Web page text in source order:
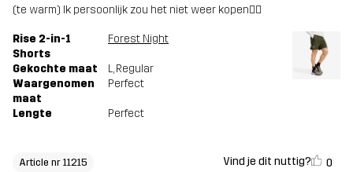
(te warm) Ik persoonlijk zou het niet weer kopen🤷‍♂️
Rise 2-in-1
Shorts
Forest Night
Gekochte maat L, Regular
Waargenomen
maat
Perfect
Lengte Perfect
Article nr 11215 Vind je dit nuttig? 0